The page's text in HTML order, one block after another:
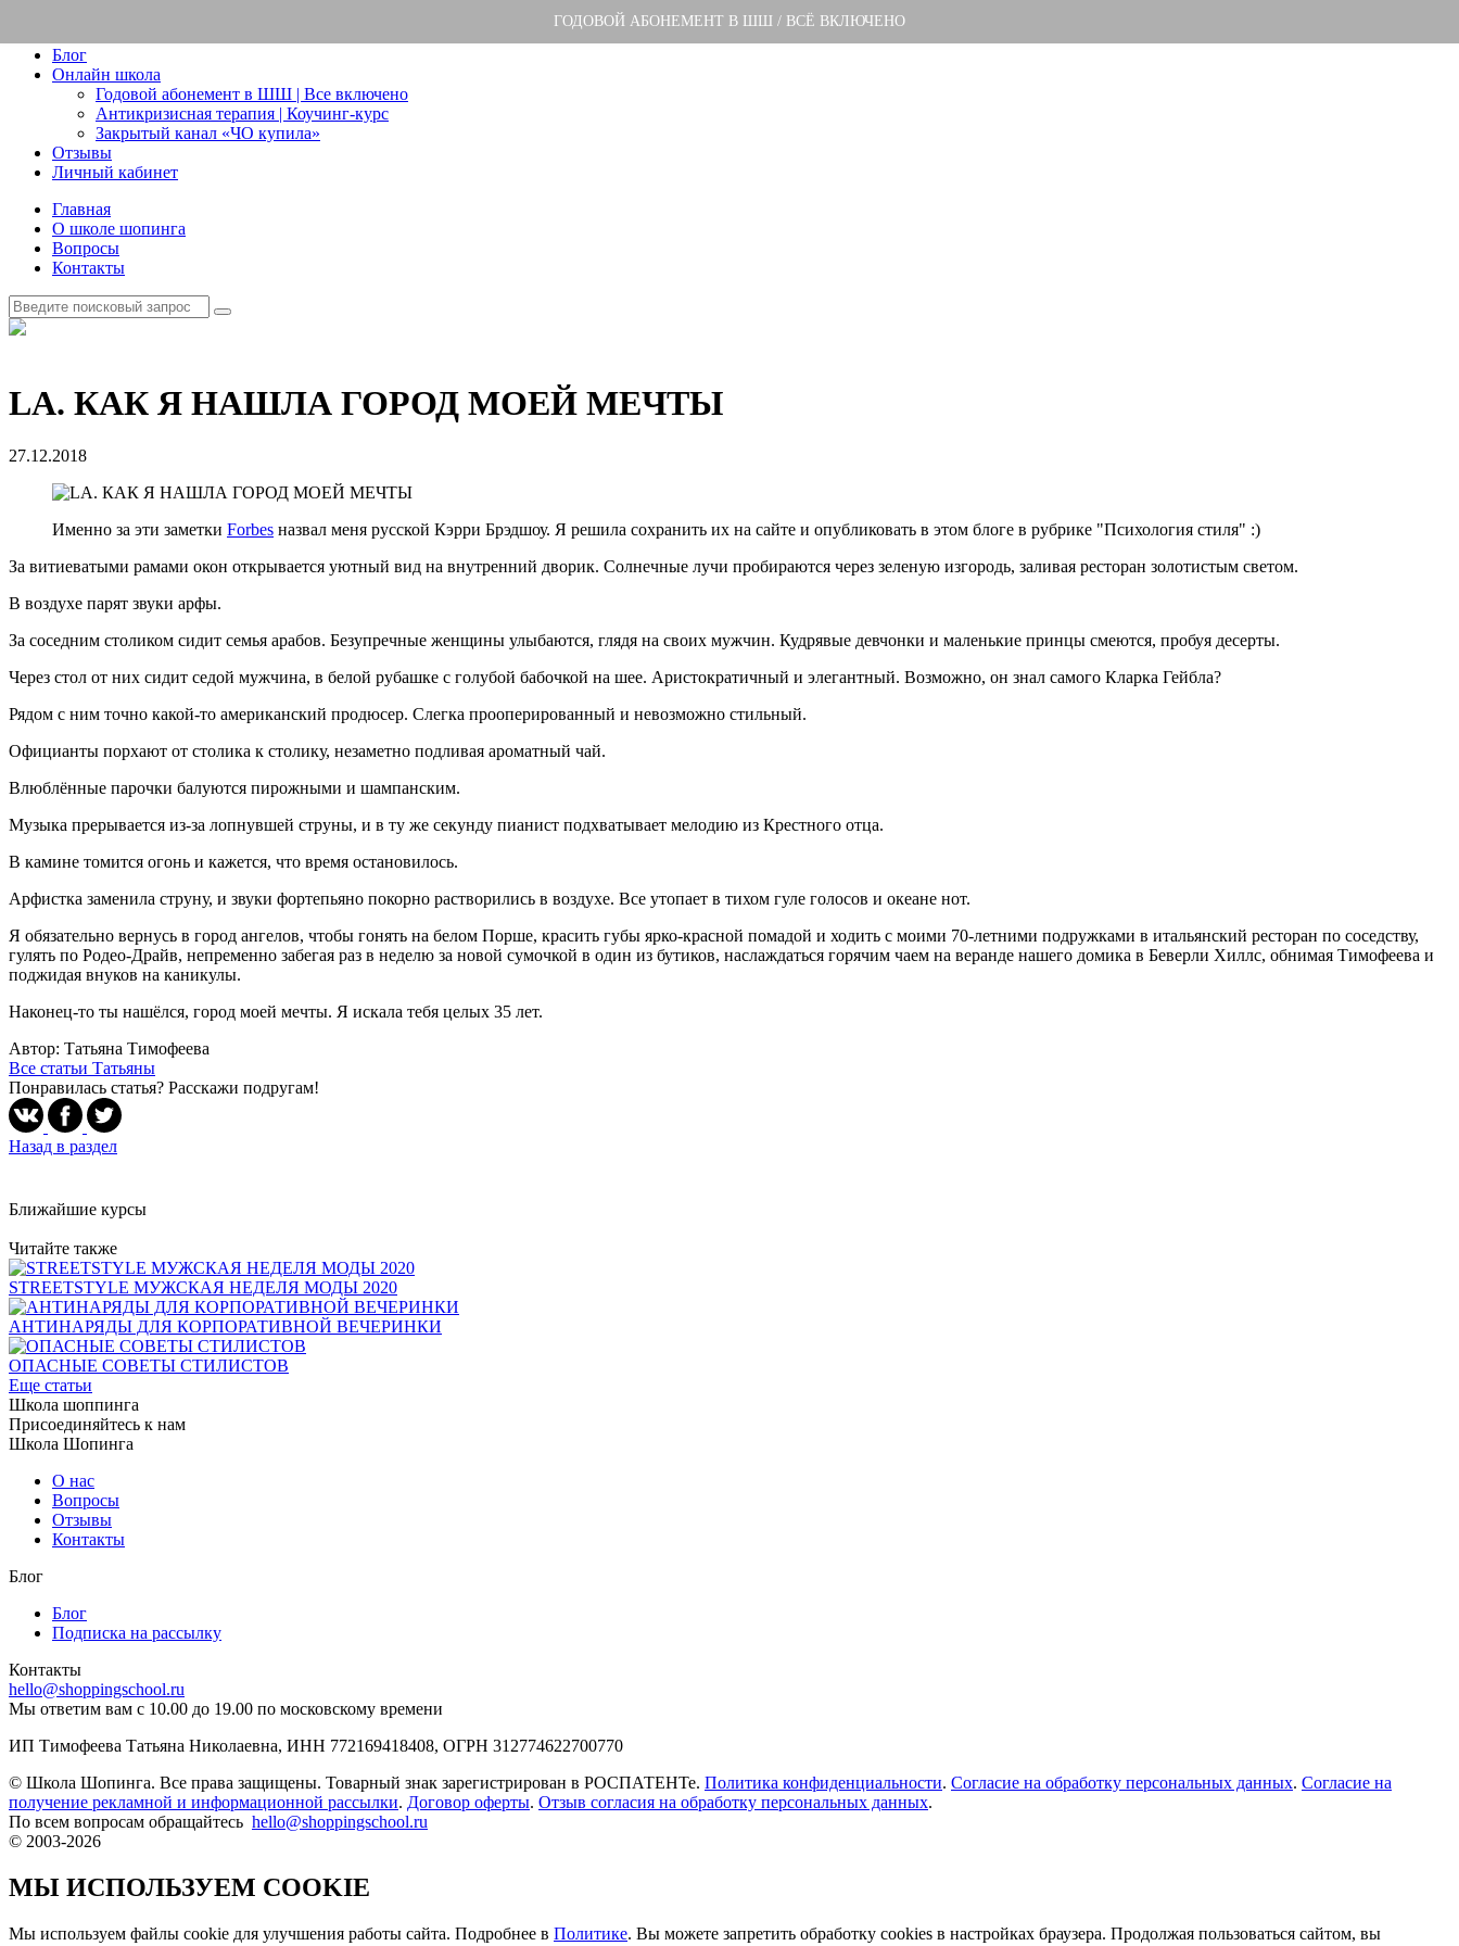
ГОДОВОЙ АБОНЕМЕНТ В ШШ / ВСЁ ВКЛЮЧЕНО
Блог
Онлайн школа
Годовой абонемент в ШШ | Все включено
Антикризисная терапия | Коучинг-курс
Закрытый канал «ЧО купила»
Отзывы
Личный кабинет
Главная
О школе шопинга
Вопросы
Контакты
LA. КАК Я НАШЛА ГОРОД МОЕЙ МЕЧТЫ
27.12.2018
Именно за эти заметки Forbes назвал меня русской Кэрри Брэдшоу. Я решила сохранить их на сайте и опубликовать в этом блоге в рубрике "Психология стиля" :)
За витиеватыми рамами окон открывается уютный вид на внутренний дворик. Солнечные лучи пробираются через зеленую изгородь, заливая ресторан золотистым светом.
В воздухе парят звуки арфы.
За соседним столиком сидит семья арабов. Безупречные женщины улыбаются, глядя на своих мужчин. Кудрявые девчонки и маленькие принцы смеются, пробуя десерты.
Через стол от них сидит седой мужчина, в белой рубашке с голубой бабочкой на шее. Аристократичный и элегантный. Возможно, он знал самого Кларка Гейбла?
Рядом с ним точно какой-то американский продюсер. Слегка прооперированный и невозможно стильный.
Официанты порхают от столика к столику, незаметно подливая ароматный чай.
Влюблённые парочки балуются пирожными и шампанским.
Музыка прерывается из-за лопнувшей струны, и в ту же секунду пианист подхватывает мелодию из Крестного отца.
В камине томится огонь и кажется, что время остановилось.
Арфистка заменила струну, и звуки фортепьяно покорно растворились в воздухе. Все утопает в тихом гуле голосов и океане нот.
Я обязательно вернусь в город ангелов, чтобы гонять на белом Порше, красить губы ярко-красной помадой и ходить с моими 70-летними подружками в итальянский ресторан по соседству,
гулять по Родео-Драйв, непременно забегая раз в неделю за новой сумочкой в один из бутиков, наслаждаться горячим чаем на веранде нашего домика в Беверли Хиллс, обнимая Тимофеева и
поджидая внуков на каникулы.
Наконец-то ты нашёлся, город моей мечты. Я искала тебя целых 35 лет.
Автор: Татьяна Тимофеева
Все статьи Татьяны
Понравилась статья? Расскажи подругам!
Назад в раздел
Ближайшие курсы
Читайте также
STREETSTYLE МУЖСКАЯ НЕДЕЛЯ МОДЫ 2020
АНТИНАРЯДЫ ДЛЯ КОРПОРАТИВНОЙ ВЕЧЕРИНКИ
ОПАСНЫЕ СОВЕТЫ СТИЛИСТОВ
Еще статьи
Школа шоппинга
Присоединяйтесь к нам
Школа Шопинга
О нас
Вопросы
Отзывы
Контакты
Блог
Блог
Подписка на рассылку
Контакты
hello@shoppingschool.ru
Мы ответим вам с 10.00 до 19.00 по московскому времени
ИП Тимофеева Татьяна Николаевна, ИНН 772169418408, ОГРН 312774622700770
© Школа Шопинга. Все права защищены. Товарный знак зарегистрирован в РОСПАТЕНТе. Политика конфиденциальности. Согласие на обработку персональных данных. Согласие на
получение рекламной и информационной рассылки. Договор оферты. Отзыв согласия на обработку персональных данных.
По всем вопросам обращайтесь hello@shoppingschool.ru
© 2003-2026
МЫ ИСПОЛЬЗУЕМ COOKIE
Мы используем файлы cookie для улучшения работы сайта. Подробнее в Политике. Вы можете запретить обработку сookies в настройках браузера. Продолжая пользоваться сайтом, вы